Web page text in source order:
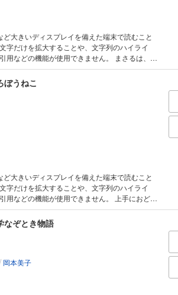
大きいディスプレイを備えた端末で読むこと
字だけを拡大することや、文字列のハイライ
の機能が使用できません。 まさるは、お
おこられてばかり。夜中のトイレはなんだかぶ
とおもっているからかな。ところがある日、ト
まがすわっています。トイレのドアをあけるた
り！ そしてとうとうへんてこなかめさままで
まに会えるかなとおもうとまさるはトイレにい
・。
ぼうねこ
大きいディスプレイを備えた端末で読むこと
字だけを拡大することや、文字列のハイライ
の機能が使用できません。 上手におどれ
たん、みほは不思議な世界へ。そこには長靴を
ていて・・・。
なぞとき物語
/ 岡本美子